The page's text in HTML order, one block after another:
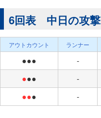
6回表 中日の攻撃
アウトカウント ランナー
●●● -
●●● -
●●● -